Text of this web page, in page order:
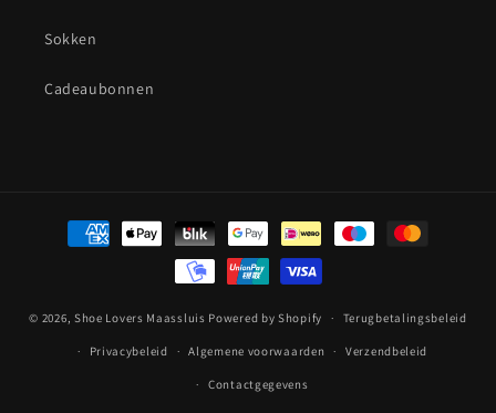
Sokken
Cadeaubonnen
Betaalmethoden
© 2026, Shoe Lovers Maassluis Powered by Shopify Terugbetalingsbeleid
Privacybeleid Algemene voorwaarden Verzendbeleid
Contactgegevens